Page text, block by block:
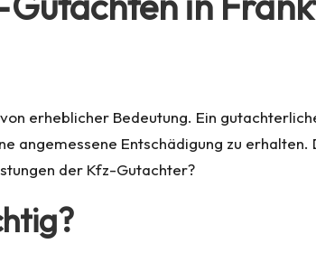
von erheblicher Bedeutung. Ein
angemessene Entschädigung zu erhalten.
der Kfz-Gutachter?